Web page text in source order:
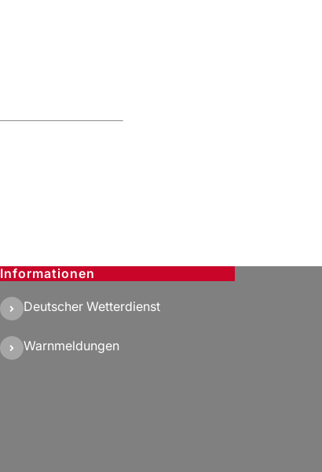
Informationen
Deutscher Wetterdienst
Warnmeldungen